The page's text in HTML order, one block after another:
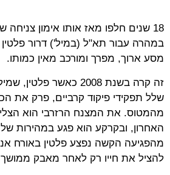
18 שנים חלפו מאז אותו אימון צניחה
במהרה עבור תא"ל (במיל') דרור
מסע ארוך, מפרך ומורכב מאין כמותו.
שלל תפקידי פיקוד קרביים, פרק את
מהמטוס. את המצנח הרזרבי הוא
מהפגיעה הקשה נפצע פלטין באורח
להציל את חייו רק לאחר מאבק